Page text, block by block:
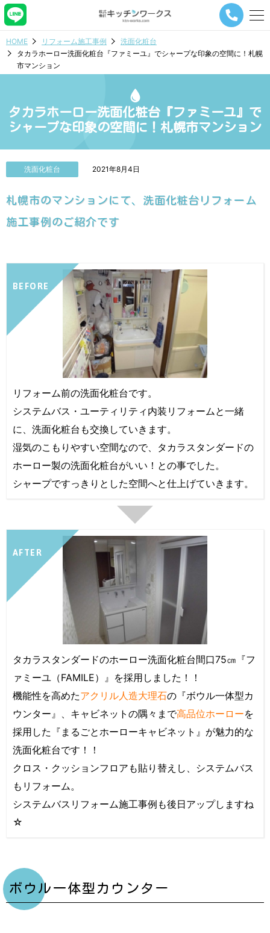
メ
ー
ビ
シ
ョ
ン
タ
HOME リフォーム施工事例
洗面化粧台
タカラホーロー洗面化粧台『ファミーユ』でシャープな印象の空間に！札幌
市マンション
タカラホーロー洗面化粧台『ファミーユ』で
シャープな印象の空間に！札幌市マンション
洗面化粧台 2021年8月4日
札幌市のマンションにて、洗面化粧台リフォーム
施工事例のご紹介です
BEFORE
リフォーム前の洗面化粧台です。
システムバス・ユーティリティ内装リフォームと一緒
に、洗面化粧台も交換していきます。
湿気のこもりやすい空間なので、タカラスタンダードの
ホーロー製の洗面化粧台がいい！との事でした。
シャープですっきりとした空間へと仕上げていきます。
AFTER
タカラスタンダードのホーロー洗面化粧台間口75㎝『フ
ァミーユ（FAMILE）』を採用しました！！
機能性を高めたアクリル人造大理石の『ボウル一体型カ
ウンター』、キャビネットの隅々まで高品位ホーローを
採用した『まるごとホーローキャビネット』が魅力的な
洗面化粧台です！！
クロス・クッションフロアも貼り替えし、システムバス
もリフォーム。
システムバスリフォーム施工事例も後日アップしますね
☆
ボウル一体型カウンター